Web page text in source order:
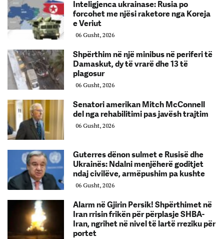
Inteligjenca ukrainase: Rusia po
forcohet me njësi raketore nga Koreja
e Veriut
06 Gusht, 2026
Shpërthim në një minibus në periferi të
Damaskut, dy të vrarë dhe 13 të
plagosur
06 Gusht, 2026
Senatori amerikan Mitch McConnell
del nga rehabilitimi pas javësh trajtim
06 Gusht, 2026
Guterres dënon sulmet e Rusisë dhe
Ukrainës: Ndalni menjëherë goditjet
ndaj civilëve, armëpushim pa kushte
06 Gusht, 2026
Alarm në Gjirin Persik! Shpërthimet në
Iran rrisin frikën për përplasje SHBA-
Iran, ngrihet në nivel të lartë rreziku për
portet